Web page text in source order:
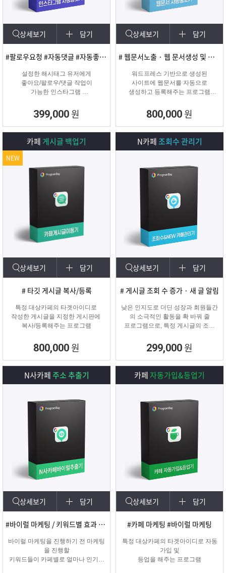
상세보기 담기
#팔로우요청 #자동댓글 #자동좋아요 #SNS마케팅
설정한 해시태그 유저에게
좋아요/팔로우/댓글 작업이
가능한 인스타그램
399,000 원
상세보기 담기
# 웹문서노출 · 웹 문서생성 및 등록
워드프레스 기반으로 생성된
사이트에 웹문서를 자동으로
생성하고 등록해주는 프로그램
800,000 원
카페 게시글 백업기
상세보기 담기
# 타깃 게시글 복사/등록
특정 대상카페의 타겟아이디로
작성한 게시글을 지정한 게시판에
복사/등록해주는 프로그램
800,000 원
NEW
N카페조회수 관리기
상세보기 담기
# 게시글 조회 수 증가 · 새 글 알림
낮은 인지도로 더딘 성장과 회원들간
의 소극적인 활동을 확 바꿔 줄
프로그램으로, 특정 게시글의 조회
카테고리에 새 글 알림 표시기능!
299,000 원
N사카페주소 추출기
상세보기 담기
#바이럴 마케팅 / 키워드별 효과 카페 확인
바이럴 마케팅을 진행하기 전 마케팅
을 진행할
키워드들이 카페별로 얼마나 인기가
카페자동가입&등업기
상세보기 담기
#카페 마케팅 #바이럴 마케팅
특정 대상카페의 타겟아이디로 자동
가입 및
등업을 해주는 프로그램